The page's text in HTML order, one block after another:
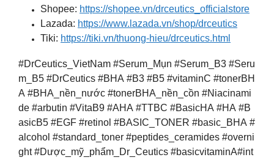
Shopee: https://shopee.vn/drceutics_officialstore
Lazada: https://www.lazada.vn/shop/drceutics
Tiki: https://tiki.vn/thuong-hieu/drceutics.html
#DrCeutics_VietNam #Serum_Mụn #Serum_B3 #Seru
m_B5 #DrCeutics #BHA #B3 #B5 #vitaminC #tonerBH
A #BHA_nền_nước #tonerBHA_nền_cồn #Niacinami
de #arbutin #VitaB9 #AHA #TTBC #BasicHA #HA #B
asicB5 #EGF #retinol #BASIC_TONER #basic_BHA #
alcohol #standard_toner #peptides_ceramides #overni
ght #Dược_mỹ_phẩm_Dr_Ceutics #basicvitaminA#int